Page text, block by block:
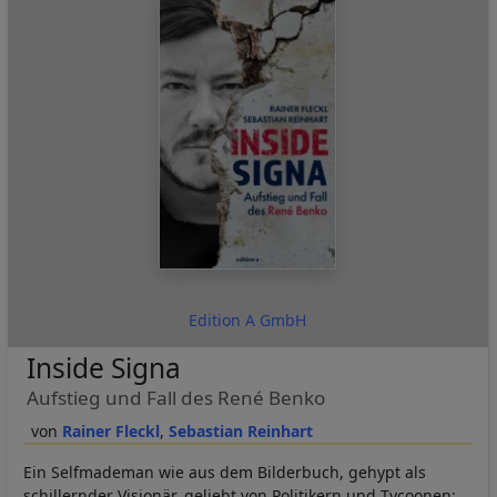
Edition A GmbH
Rainer Fleckl Sebastian Reinhart
Inside Signa
Aufstieg und Fall des René Benko
Ein Selfmademan wie aus dem Bilderbuch, gehypt als